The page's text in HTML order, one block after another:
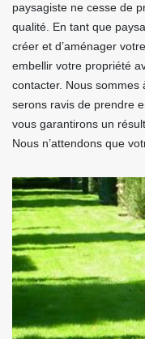
paysagiste ne cesse de
qualité. En tant que
créer et d’aménager
embellir votre propriété
contacter. Nous sommes
serons ravis de prendre
vous garantirons un
Nous n’attendons que